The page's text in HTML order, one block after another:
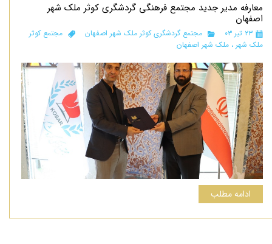
معارفه مدیر جدید مجتمع فرهنگی گردشگری کوثر ملک شهر
اصفهان
۲۳ تیر ۰۳ مجتمع گردشگری کوثر ملک شهر اصفهان
مجتمع کوثر
ملک شهر ، ملک شهر اصفهان
ادامه مطلب